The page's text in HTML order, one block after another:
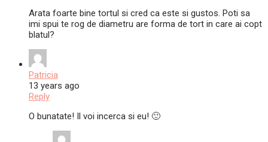
Arata foarte bine tortul si cred ca este si gustos. Poti sa
imi spui te rog de diametru are forma de tort in care ai copt
blatul?
Patricia
13 years ago
Reply
O bunatate! Il voi incerca si eu! 🙂